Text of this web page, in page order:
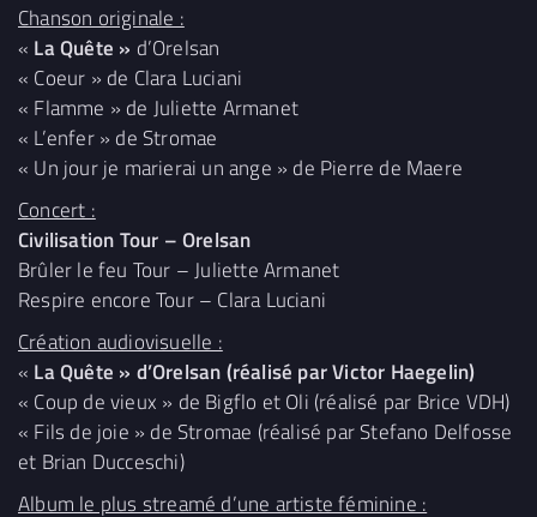
Chanson originale :
« La Quête » d’Orelsan
« Coeur » de Clara Luciani
« Flamme » de Juliette Armanet
« L’enfer » de Stromae
« Un jour je marierai un ange » de Pierre de Maere
Concert :
Civilisation Tour – Orelsan
Brûler le feu Tour – Juliette Armanet
Respire encore Tour – Clara Luciani
Création audiovisuelle :
« La Quête » d’Orelsan (réalisé par Victor Haegelin)
« Coup de vieux » de Bigflo et Oli (réalisé par Brice VDH)
« Fils de joie » de Stromae (réalisé par Stefano Delfosse
et Brian Ducceschi)
Album le plus streamé d’une artiste féminine :